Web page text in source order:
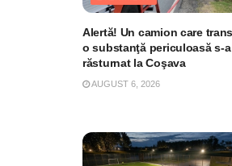
Alertă! Un camion care
o substanţă periculoasă s-a
răsturnat la Coşava
AUGUST 6, 2026